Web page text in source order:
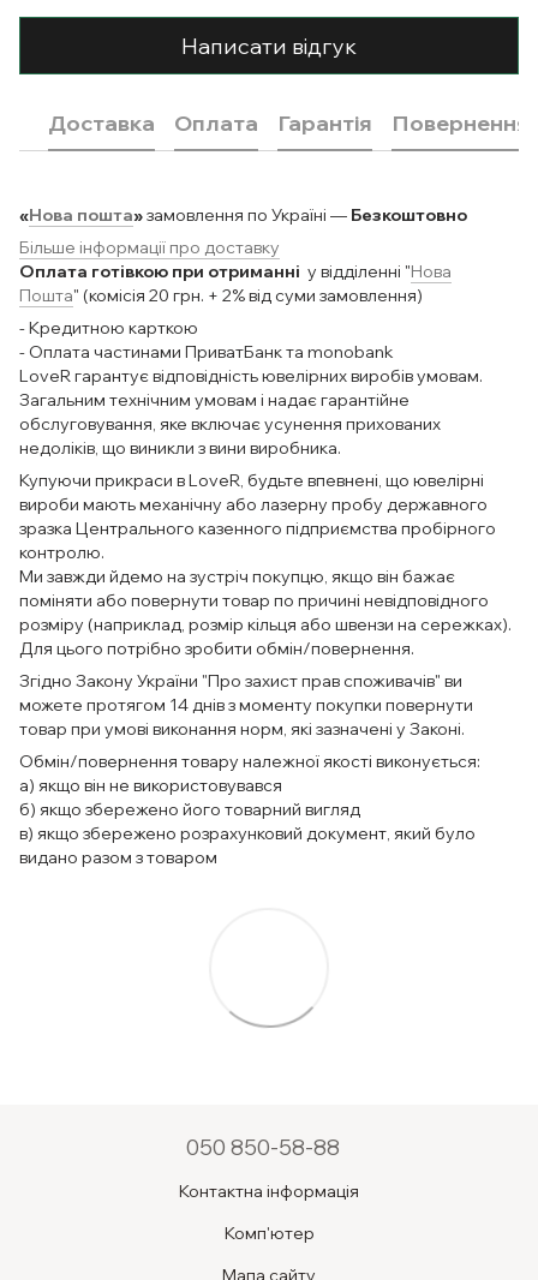
Написати відгук
Доставка Оплата Гарантія Повернення
«Нова пошта»замовлення по Україні — Безкоштовно
Більше інформації про доставку
Оплата готівкою при отриманні у відділенні "Нова
Пошта" (комісія 20 грн. + 2% від суми замовлення)
- Кредитною карткою
- Оплата частинами ПриватБанк та monobank
LoveR гарантує відповідність ювелірних виробів умовам.
Загальним технічним умовам і надає гарантійне
обслуговування, яке включає усунення прихованих
недоліків, що виникли з вини виробника.
Купуючи прикраси в LoveR, будьте впевнені, що ювелірні
вироби мають механічну або лазерну пробу державного
зразка Центрального казенного підприємства пробірного
контролю.
Ми завжди йдемо на зустріч покупцю, якщо він бажає
поміняти або повернути товар по причині невідповідного
розміру (наприклад, розмір кільця або швензи на сережках).
Для цього потрібно зробити обмін/повернення.
Згідно Закону України "Про захист прав споживачів" ви
можете протягом 14 днів з моменту покупки повернути
товар при умові виконання норм, які зазначені у Законі.
Обмін/повернення товару належної якості виконується:
а) якщо він не використовувався
б) якщо збережено його товарний вигляд
в) якщо збережено розрахунковий документ, який було
видано разом з товаром
050 850-58-88
Контактна інформація
Комп'ютер